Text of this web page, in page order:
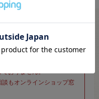
ご注文専用ページです※
品詳細および商品コード
ページです。
もオンラインショップ窓